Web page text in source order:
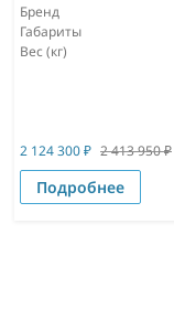
Бренд
Габариты
Вес (кг)
2 124 300₽ 2 413 950₽
Подробнее